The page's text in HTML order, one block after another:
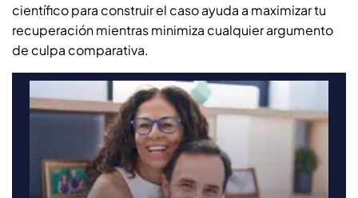
científico para construir el caso ayuda a maximizar tu
recuperación mientras minimiza cualquier argumento
de culpa comparativa.